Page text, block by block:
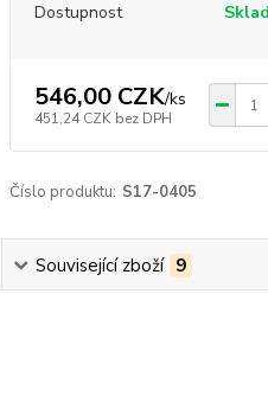
Dostupnost
546,00 CZK/ks
451,24 CZK bez DPH
Číslo produktu: S17-0405
Související zboží 9